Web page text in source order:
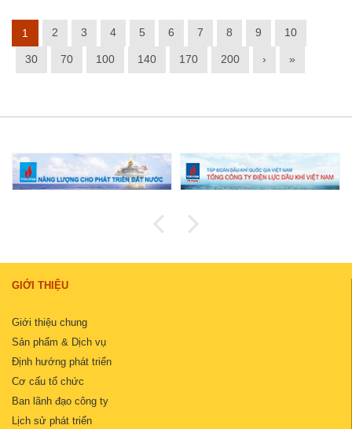
1 2 3 4 5 6 7 8 9 10
30 70 100 140 170 200 › »
GIỚI THIỆU
Giới thiệu chung
Sản phẩm & Dịch vụ
Định hướng phát triển
Cơ cấu tổ chức
Ban lãnh đạo công ty
Lịch sử phát triển